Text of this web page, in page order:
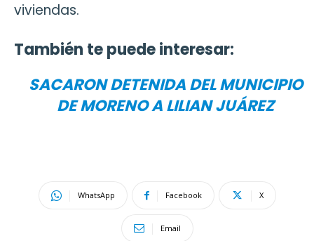
viviendas.
También te puede interesar:
SACARON DETENIDA DEL MUNICIPIO
DE MORENO A LILIAN JUÁREZ
WhatsApp Facebook X
Email